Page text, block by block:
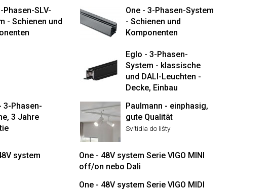
Phasen-SLV-
- Schienen und
One - 3-Phasen-System
- Schienen und
Komponenten
Eglo - 3-Phasen-
System - klassische
und DALI-Leuchten -
Decke, Einbau
3-Phasen-
3 Jahre
Paulmann - einphasig,
gute Qualität
Svítidla do lišty
system
One - 48V system Serie VIGO MINI
off/on nebo Dali
One - 48V system Serie VIGO MIDI